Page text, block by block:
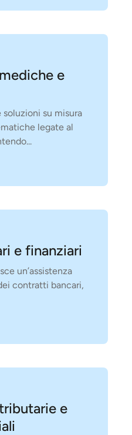
e
soluzioni su misura
legate al
e finanziari
un’assistenza
contratti bancari,
e